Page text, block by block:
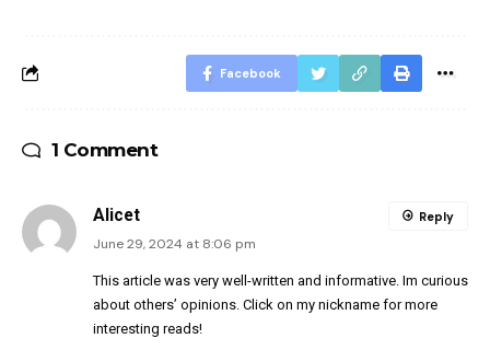
Facebook
1 Comment
Alicet
June 29, 2024 at 8:06 pm
This article was very well-written and informative. Im curious
about others’ opinions. Click on my nickname for more
interesting reads!
Reply